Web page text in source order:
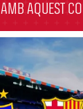
AMB AQUEST
FCB